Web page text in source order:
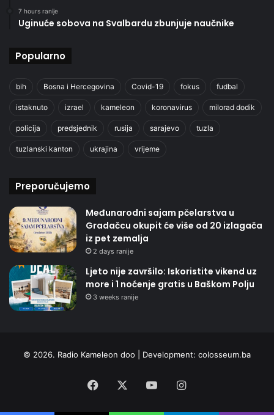
7 hours ranije
Uginuće sobova na Svalbardu zbunjuje naučnike
Popularno
bih Bosna i Hercegovina Covid-19 fokus fudbal
istaknuto izrael kameleon koronavirus milorad dodik
policija predsjednik rusija sarajevo tuzla
tuzlanski kanton ukrajina vrijeme
Preporučujemo
Međunarodni sajam pčelarstva u
Gradačcu okupit će više od 20 izlagača
iz pet zemalja
2 days ranije
Ljeto nije završilo: Iskoristite vikend uz
more i 1 noćenje gratis u Baškom Polju
3 weeks ranije
© 2026. Radio Kameleon doo | Development: colosseum.ba
Facebook YouTubeInstagram